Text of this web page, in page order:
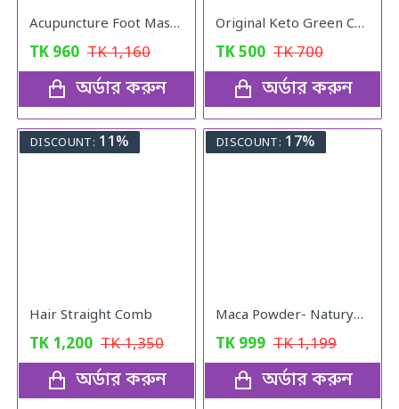
Acupuncture Foot Massager
TK 960 TK1,160
অর্ডার করুন
Original Keto Green Coffee weight loss
TK500 TK700
অর্ডার করুন
DISCOUNT: 11%
Hair Straight Comb
TK 1,200 TK1,350
অর্ডার করুন
DISCOUNT: 17%
Maca Powder- Naturya Organic
TK 999 TK1,199
অর্ডার করুন